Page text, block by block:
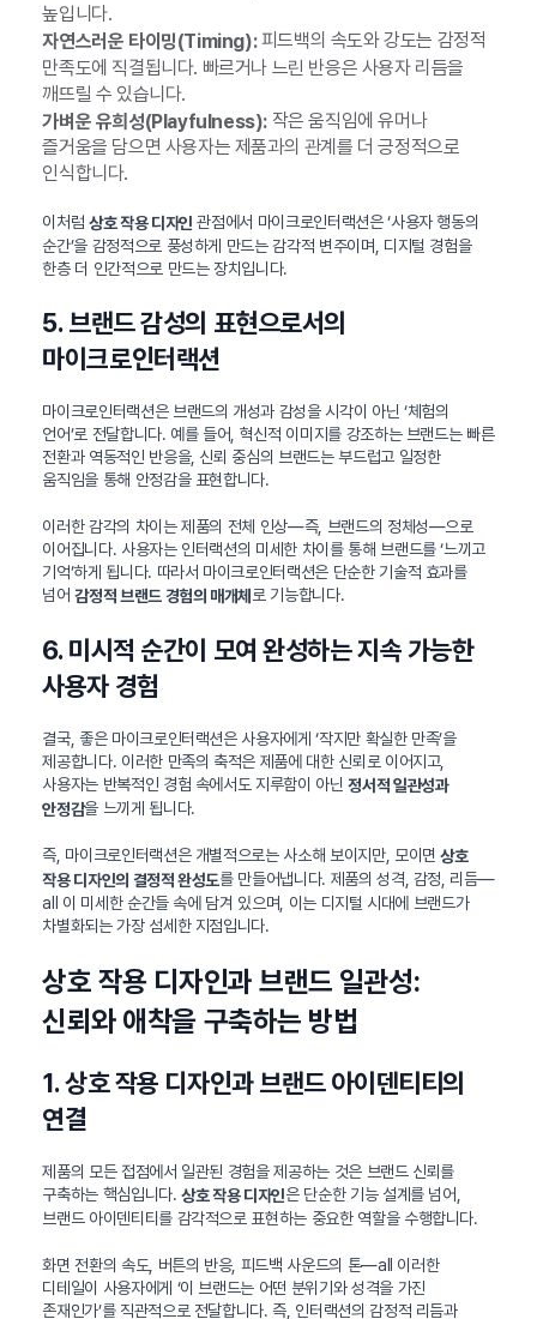
높입니다.
자연스러운 타이밍(Timing):피드백의 속도와 강도는 감정적
만족도에 직결됩니다. 빠르거나 느린 반응은 사용자 리듬을
깨뜨릴 수 있습니다.
가벼운 유희성(Playfulness):작은 움직임에 유머나
즐거움을 담으면 사용자는 제품과의 관계를 더 긍정적으로
인식합니다.
이처럼 상호 작용 디자인 관점에서 마이크로인터랙션은 ‘사용자 행동의
순간’을 감정적으로 풍성하게 만드는 감각적 변주이며, 디지털 경험을
한층 더 인간적으로 만드는 장치입니다.
5. 브랜드 감성의 표현으로서의
마이크로인터랙션
마이크로인터랙션은 브랜드의 개성과 감성을 시각이 아닌 ‘체험의
언어’로 전달합니다. 예를 들어, 혁신적 이미지를 강조하는 브랜드는 빠른
전환과 역동적인 반응을, 신뢰 중심의 브랜드는 부드럽고 일정한
움직임을 통해 안정감을 표현합니다.
이러한 감각의 차이는 제품의 전체 인상—즉, 브랜드의 정체성—으로
이어집니다. 사용자는 인터랙션의 미세한 차이를 통해 브랜드를 ‘느끼고
기억’하게 됩니다. 따라서 마이크로인터랙션은 단순한 기술적 효과를
넘어감정적 브랜드 경험의 매개체 로 기능합니다.
6. 미시적 순간이 모여 완성하는 지속 가능한
사용자 경험
결국, 좋은 마이크로인터랙션은 사용자에게 ‘작지만 확실한 만족’을
제공합니다. 이러한 만족의 축적은 제품에 대한 신뢰로 이어지고,
사용자는 반복적인 경험 속에서도 지루함이 아닌정서적 일관성과
안정감을 느끼게 됩니다.
즉, 마이크로인터랙션은 개별적으로는 사소해 보이지만, 모이면상호
작용 디자인의 결정적 완성도를 만들어냅니다. 제품의 성격, 감정, 리듬—
all 이 미세한 순간들 속에 담겨 있으며, 이는 디지털 시대에 브랜드가
차별화되는 가장 섬세한 지점입니다.
상호 작용 디자인과 브랜드 일관성:
신뢰와 애착을 구축하는 방법
1. 상호 작용 디자인과 브랜드 아이덴티티의
연결
제품의 모든 접점에서 일관된 경험을 제공하는 것은 브랜드 신뢰를
구축하는 핵심입니다.상호 작용 디자인은 단순한 기능 설계를 넘어,
브랜드 아이덴티티를 감각적으로 표현하는 중요한 역할을 수행합니다.
화면 전환의 속도, 버튼의 반응, 피드백 사운드의 톤—all 이러한
디테일이 사용자에게 ‘이 브랜드는 어떤 분위기와 성격을 가진
존재인가’를 직관적으로 전달합니다. 즉, 인터랙션의 감정적 리듬과